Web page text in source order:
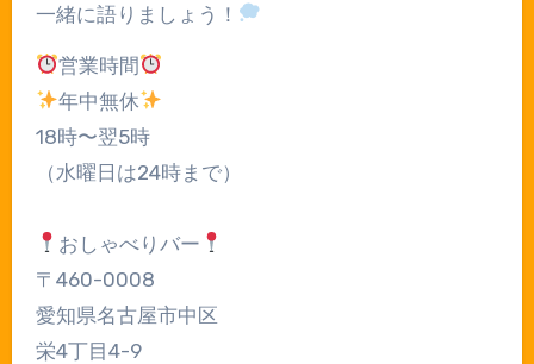
一緒に語りましょう！
営業時間
年中無休
18時〜翌5時
（水曜日は24時まで）
おしゃべりバー
〒460-0008
愛知県名古屋市中区
栄4丁目4-9